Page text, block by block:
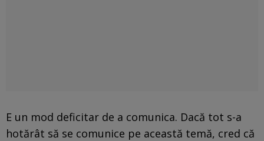
E un mod deficitar de a comunica. Dacă tot s-a
hotărât să se comunice pe această temă, cred că